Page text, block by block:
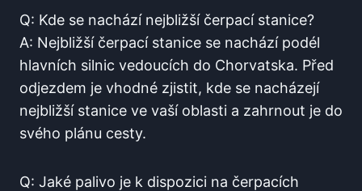
Q: Kde se‍ nachází‌ nejbližší čerpací stanice?
A: Nejbližší čerpací stanice se nachází ⁣podél
hlavních silnic vedoucích do ‍Chorvatska. Před
odjezdem je vhodné zjistit,‍ kde se ⁢nacházejí
nejbližší stanice ve vaší oblasti ⁢a zahrnout je do
svého plánu cesty.
Q: ‍Jaké palivo je k dispozici na ⁢čerpacích⁢